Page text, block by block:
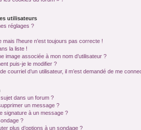
utilisateurs
réglages ?
mais l’heure n’est toujours pas correcte !
la liste !
image associée à mon nom d’utilisateur ?
puis-je le modifier ?
courriel d’un utilisateur, il m’est demandé de me
dans un forum ?
un message ?
signature à un message ?
?
plus d’options à un sondage ?